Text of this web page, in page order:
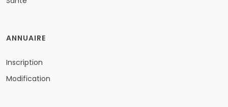
ANNUAIRE
Inscription
Modification